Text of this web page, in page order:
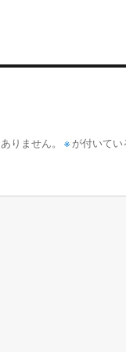
りません。 ※ が付いて